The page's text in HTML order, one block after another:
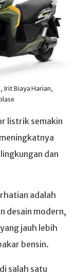
Irit Biaya Harian,
listrik semakin
dan
adalah
desain modern,
jauh lebih
bensin.
salah satu